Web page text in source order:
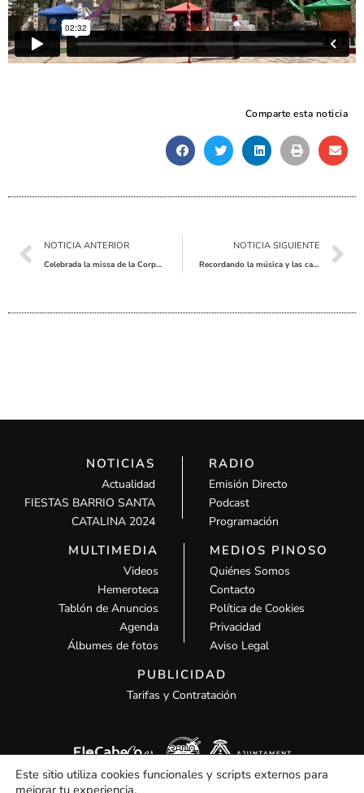
Comparte esta noticia
AntNOTICIA ANTERIOR
Celebrada la missa de la Corporació
NOTICIA SIGUIENTE
Recordando la música y las canciones de Camilo Sesto
NOTICIAS
Actualidad
FIESTAS BARRIO SANTA
CATALINA 2024
RADIO
Emisión Directo
Podcast
Programación
MULTIMEDIA
Videos
Hemeroteca
Tablón de Anuncios
Agenda
Álbumes de fotos
MEDIOS PINOSO
Quiénes Somos
Contacto
Política de Cookies
Privacidad
Aviso Legal
PUBLICIDAD
Tarifas y Contratación
Este sitio utiliza cookies funcionales y scripts externos para
mejorar tu experiencia.